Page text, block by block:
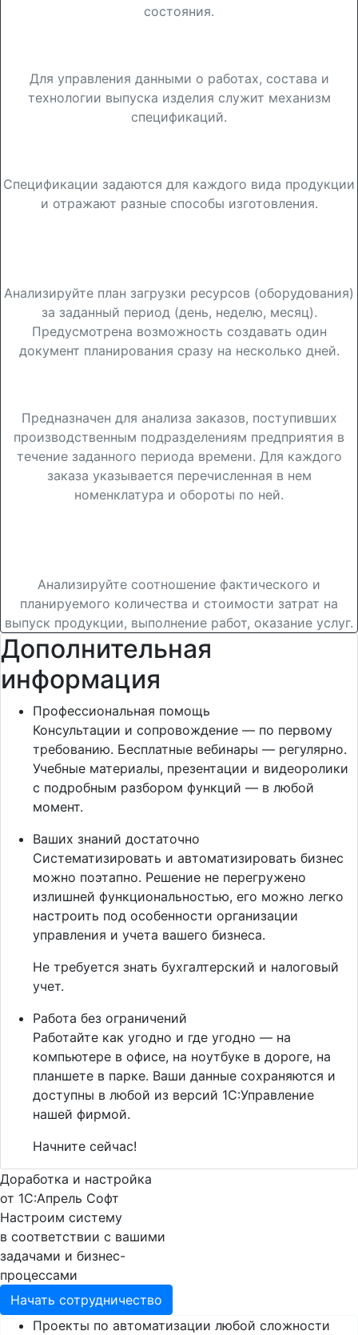
состояния.
Для управления данными о работах, состава и
технологии выпуска изделия служит механизм
спецификаций.
Спецификации задаются для каждого вида продукции
и отражают разные способы изготовления.
Анализируйте план загрузки ресурсов (оборудования)
за заданный период (день, неделю, месяц).
Предусмотрена возможность создавать один
документ планирования сразу на несколько дней.
Предназначен для анализа заказов, поступивших
производственным подразделениям предприятия в
течение заданного периода времени. Для каждого
заказа указывается перечисленная в нем
номенклатура и обороты по ней.
Анализируйте соотношение фактического и
планируемого количества и стоимости затрат на
выпуск продукции, выполнение работ, оказание услуг.
Дополнительная
информация
Профессиональная помощь
Консультации и сопровождение — по первому
требованию. Бесплатные вебинары — регулярно.
Учебные материалы, презентации и видеоролики
с подробным разбором функций — в любой
момент.
Ваших знаний достаточно
Систематизировать и автоматизировать бизнес
можно поэтапно. Решение не перегружено
излишней функциональностью, его можно легко
настроить под особенности организации
управления и учета вашего бизнеса.
Не требуется знать бухгалтерский и налоговый
учет.
Работа без ограничений
Работайте как угодно и где угодно — на
компьютере в офисе, на ноутбуке в дороге, на
планшете в парке. Ваши данные сохраняются и
доступны в любой из версий 1С:Управление
нашей фирмой.
Начните сейчас!
Доработка и настройка
от 1С:Апрель Софт
Настроим систему
в соответствии с вашими
задачами и бизнес-
процессами
Начать сотрудничество
Проекты по автоматизации любой сложности